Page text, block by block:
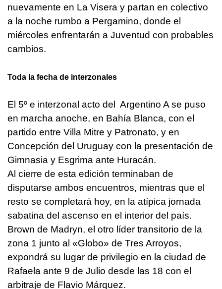
nuevamente en La Visera y partan en colectivo
a la noche rumbo a Pergamino, donde el
miércoles enfrentarán a Juventud con probables
cambios.
Toda la fecha de interzonales
El 5º e interzonal acto del Argentino A se puso
en marcha anoche, en Bahía Blanca, con el
partido entre Villa Mitre y Patronato, y en
Concepción del Uruguay con la presentación de
Gimnasia y Esgrima ante Huracán.
Al cierre de esta edición terminaban de
disputarse ambos encuentros, mientras que el
resto se completará hoy, en la atípica jornada
sabatina del ascenso en el interior del país.
Brown de Madryn, el otro líder transitorio de la
zona 1 junto al «Globo» de Tres Arroyos,
expondrá su lugar de privilegio en la ciudad de
Rafaela ante 9 de Julio desde las 18 con el
arbitraje de Flavio Márquez.